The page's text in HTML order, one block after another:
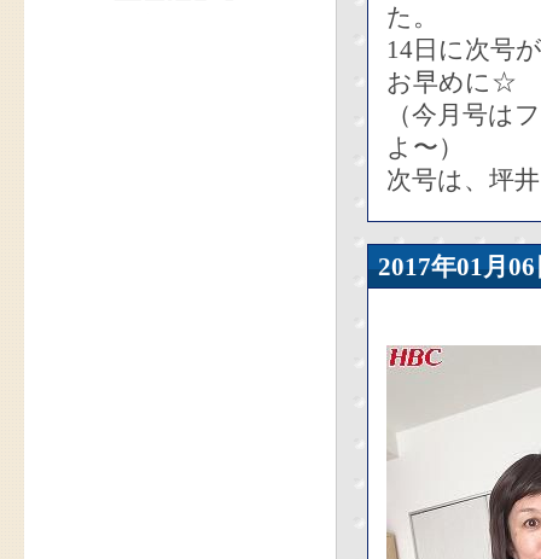
た。
14日に次号
お早めに☆
（今月号は
よ〜）
次号は、坪
2017年01